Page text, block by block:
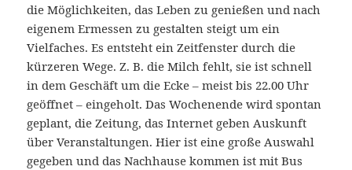
die Möglichkeiten, das Leben zu genießen und nach
eigenem Ermessen zu gestalten steigt um ein
Vielfaches. Es entsteht ein Zeitfenster durch die
kürzeren Wege. Z. B. die Milch fehlt, sie ist schnell
in dem Geschäft um die Ecke – meist bis 22.00 Uhr
geöffnet – eingeholt. Das Wochenende wird spontan
geplant, die Zeitung, das Internet geben Auskunft
über Veranstaltungen. Hier ist eine große Auswahl
gegeben und das Nachhause kommen ist mit Bus